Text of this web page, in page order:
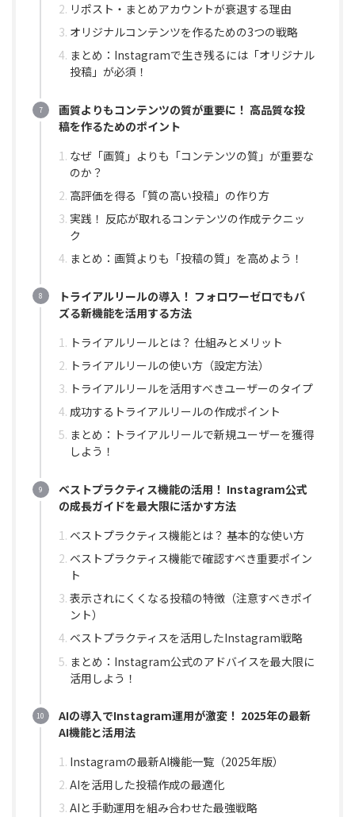
リポスト・まとめアカウントが衰退する理由
オリジナルコンテンツを作るための3つの戦略
まとめ：Instagramで生き残るには「オリジナル
投稿」が必須！
画質よりもコンテンツの質が重要に！ 高品質な投
稿を作るためのポイント
なぜ「画質」よりも「コンテンツの質」が重要な
のか？
高評価を得る「質の高い投稿」の作り方
実践！ 反応が取れるコンテンツの作成テクニッ
ク
まとめ：画質よりも「投稿の質」を高めよう！
トライアルリールの導入！ フォロワーゼロでもバ
ズる新機能を活用する方法
トライアルリールとは？ 仕組みとメリット
トライアルリールの使い方（設定方法）
トライアルリールを活用すべきユーザーのタイプ
成功するトライアルリールの作成ポイント
まとめ：トライアルリールで新規ユーザーを獲得
しよう！
ベストプラクティス機能の活用！ Instagram公式
の成長ガイドを最大限に活かす方法
ベストプラクティス機能とは？ 基本的な使い方
ベストプラクティス機能で確認すべき重要ポイン
ト
表示されにくくなる投稿の特徴（注意すべきポイ
ント）
ベストプラクティスを活用したInstagram戦略
まとめ：Instagram公式のアドバイスを最大限に
活用しよう！
AIの導入でInstagram運用が激変！ 2025年の最新
AI機能と活用法
Instagramの最新AI機能一覧（2025年版）
AIを活用した投稿作成の最適化
AIと手動運用を組み合わせた最強戦略